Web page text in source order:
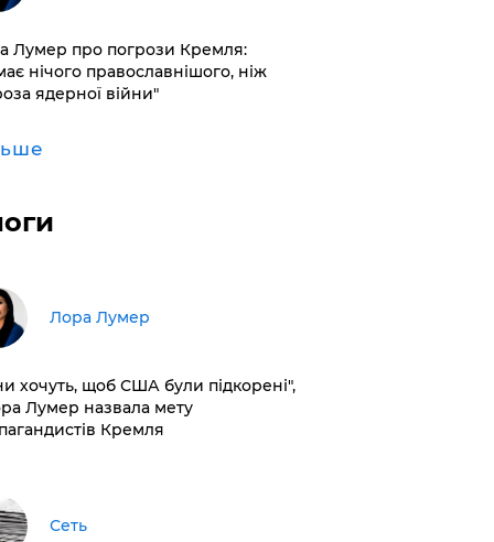
Лумер про погрози Кремля:
нічого православнішого, ніж
ядерної війни"
​Лора Лумер
хочуть, щоб США були підкорені",
Лумер назвала мету
Кремля
Сеть